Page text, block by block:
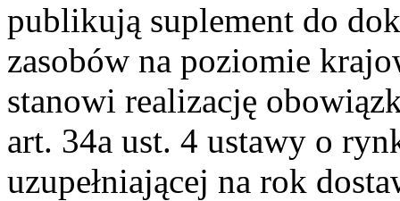
publikują suplement do
zasobów na poziomie
stanowi realizację
art. 34a ust. 4 ustawy o
uzupełniającej na rok